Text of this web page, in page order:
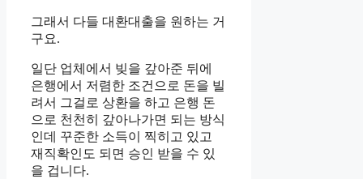
그래서 다들 대환대출을 원하는 거
구요.
일단 업체에서 빚을 갚아준 뒤에
은행에서 저렴한 조건으로 돈을 빌
려서 그걸로 상환을 하고 은행 돈
으로 천천히 갚아나가면 되는 방식
인데 꾸준한 소득이 찍히고 있고
재직확인도 되면 승인 받을 수 있
을 겁니다.